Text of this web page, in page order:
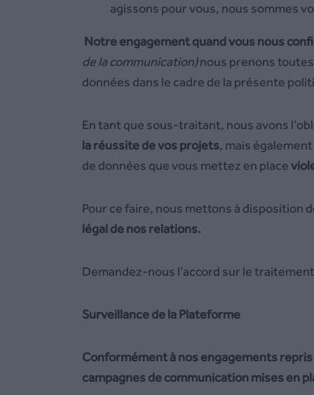
agissons pour vous, nous sommes
Notre engagement quand vous nous
de la communication)nous prenons
données dans le cadre de la présente
En tant que sous-traitant, nous avons
la réussite de vos projets, mais
de données que vous mettez en place
Pour ce faire, nous mettons à disposition
légal de nos relations.
Demandez-nous l’accord sur le
Surveillance de la Plateforme
Conformément à nos engagements
campagnes de communication mises en